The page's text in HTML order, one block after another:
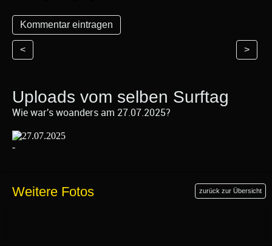
< >
Uploads vom selben Surftag
Wie war's woanders am 27.07.2025?
Weitere Fotos zurück zur Übersicht